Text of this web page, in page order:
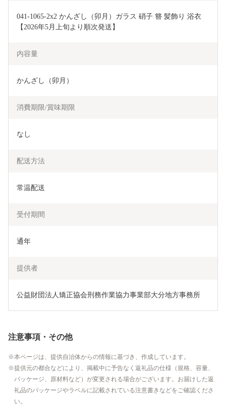
041-1065-2x2 かんざし（卯月）ガラス 硝子 簪 髪飾り 浴衣
【2026年5月上旬より順次発送】
内容量
かんざし（卯月）
消費期限/賞味期限
なし
配送方法
常温配送
受付期間
通年
提供者
公益財団法人矯正協会刑務作業協力事業部大分地方事務所
注意事項・その他
本ページは、提供自治体からの情報に基づき、作成しています。
提供元の都合などにより、掲載中に予告なく返礼品の仕様（規格、容量、
パッケージ、原材料など）が変更される場合がございます。お届けした返
礼品のパッケージやラベルに記載されている注意書きなどをご確認くださ
い。